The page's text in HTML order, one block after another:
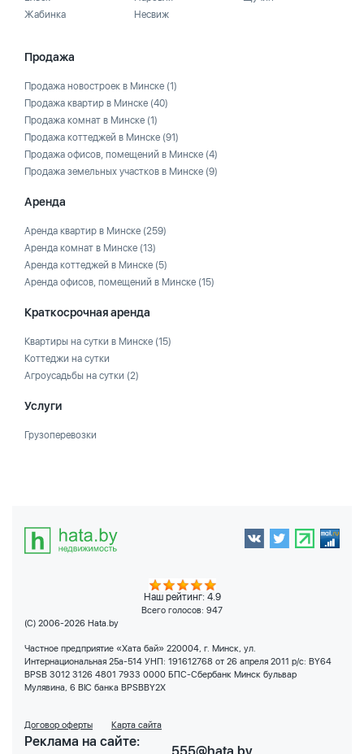
Жабинка
Несвиж
Продажа
Продажа новостроек в Минске (1)
Продажа квартир в Минске (40)
Продажа комнат в Минске (1)
Продажа коттеджей в Минске (91)
Продажа офисов, помещений в Минске (4)
Продажа земельных участков в Минске (9)
Аренда
Аренда квартир в Минске (259)
Аренда комнат в Минске (13)
Аренда коттеджей в Минске (5)
Аренда офисов, помещений в Минске (15)
Краткосрочная аренда
Квартиры на сутки в Минске (15)
Коттеджи на сутки
Агроусадьбы на сутки (2)
Услуги
Грузоперевозки
Наш рейтинг: 4.9
Всего голосов: 947
(C) 2006-2026 Hata.by
Частное предприятие «Хата бай» 220004, г. Минск, ул.
Интернациональная 25а-514 УНП: 191612768 от 26 апреля 2011 р/с: BY64
BPSB 3012 3126 4801 7933 0000 БПС-Сбербанк Минск бульвар
Мулявина, 6 BIC банка BPSBBY2X
Договор оферты Карта сайта
Реклама на сайте: